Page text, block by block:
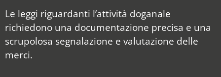
Le leggi riguardanti l’attività doganale
richiedono una documentazione precisa e una
scrupolosa segnalazione e valutazione delle
merci.